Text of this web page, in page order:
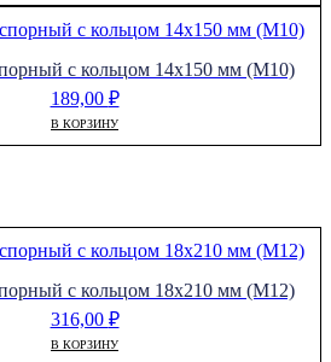
с кольцом 14х150 мм (М10)
189,00 ₽
В КОРЗИНУ
с кольцом 18х210 мм (М12)
316,00 ₽
В КОРЗИНУ